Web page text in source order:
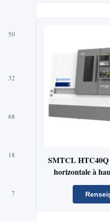
50
32
68
18
7
SMTCL
horizontale à
précision pour
moteur avec